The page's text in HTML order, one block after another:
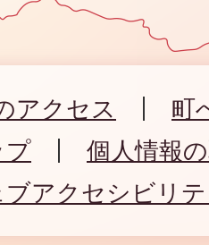
アクセス
町
プ
個人情報
ブアクセシビリ